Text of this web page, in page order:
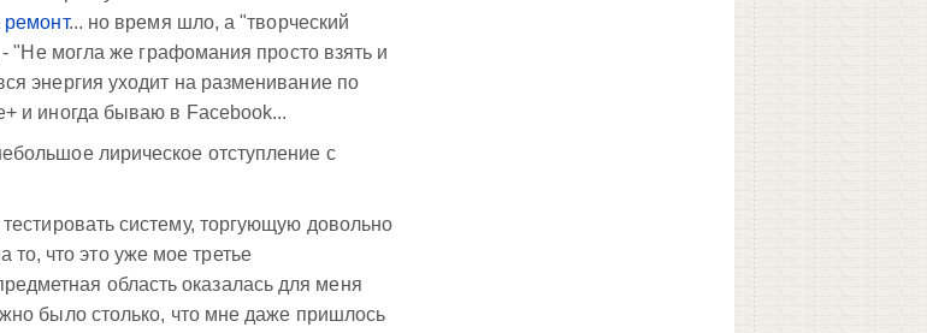
ремонт... но время шло, а "творческий
"Не могла же графомания просто взять и
энергия уходит на разменивание по
и иногда бываю в Facebook...
лирическое отступление с
систему, торгующую довольно
что это уже мое третье
область оказалась для меня
было столько, что мне даже пришлось